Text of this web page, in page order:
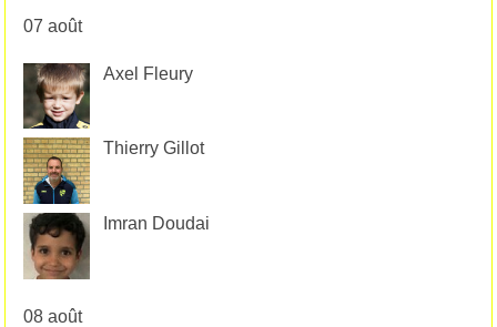
07 août
Axel Fleury
Thierry Gillot
Imran Doudai
08 août